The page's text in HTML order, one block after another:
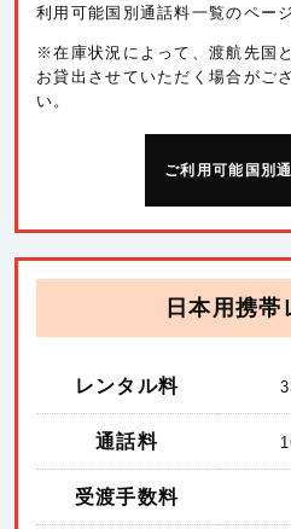
利用可能国別通話料一覧のペー
※在庫状況によって、渡航先国
お貸出させていただく場合がご
い。
ご利用可能国別
日本用携帯
レンタル料
通話料
受渡手数料